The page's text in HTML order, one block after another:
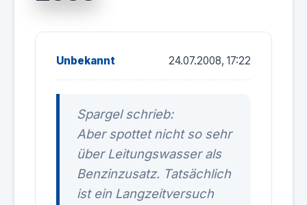
Unbekannt 24.07.2008, 17:22
Spargel schrieb:
Aber spottet nicht so sehr
über Leitungswasser als
Benzinzusatz. Tatsächlich
ist ein Langzeitversuch